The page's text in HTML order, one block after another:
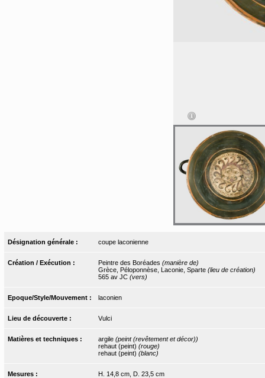
Désignation générale : coupe laconienne
Création / Exécution : Peintre des Boréades (manière de)
Grèce, Péloponnèse, Laconie, Sparte (lieu de création)
565 av JC (vers)
Epoque/Style/Mouvement : laconien
Lieu de découverte : Vulci
Matières et techniques : argile (peint (revêtement et décor))
rehaut (peint) (rouge)
rehaut (peint) (blanc)
Mesures : H. 14,8 cm, D. 23,5 cm